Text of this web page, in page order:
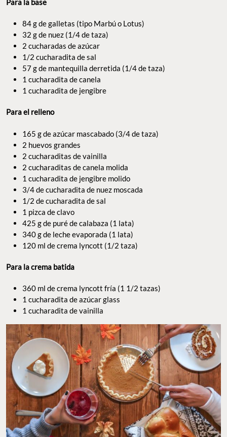
84 g de galletas (tipo Marbú o Lotus)
32 g de nuez (1/4 de taza)
2 cucharadas de azúcar
1/2 cucharadita de sal
57 g de mantequilla derretida (1/4 de taza)
1 cucharadita de canela
1 cucharadita de jengibre
Para el relleno
165 g de azúcar mascabado (3/4 de taza)
2 huevos grandes
2 cucharaditas de vainilla
2 cucharaditas de canela molida
1 cucharadita de jengibre molido
3/4 de cucharadita de nuez moscada
1/2 de cucharadita de sal
1 pizca de clavo
425 g de puré de calabaza (1 lata)
340 g de leche evaporada (1 lata)
120 ml de crema lyncott (1/2 taza)
Para la crema batida
360 ml de crema lyncott fría (1 1/2 tazas)
1 cucharadita de azúcar glass
1 cucharadita de vainilla